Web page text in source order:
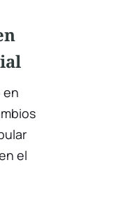
en
el